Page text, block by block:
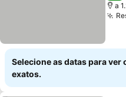
a
Selecione as datas para ver
exatos.